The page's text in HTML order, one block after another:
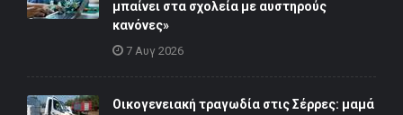
μπαίνει στα σχολεία με αυστηρούς
κανόνες»
7 Αυγ 2026
Οικογενειακή τραγωδία στις Σέρρες: μαμά